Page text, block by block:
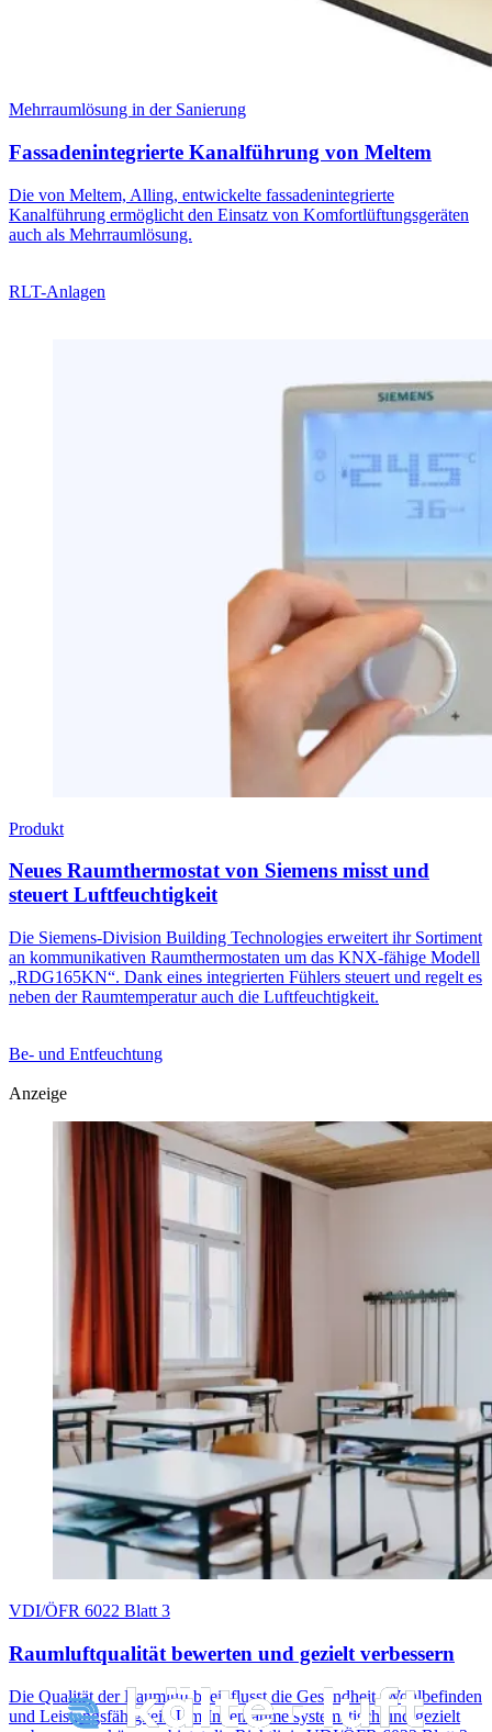
Mehrraumlösung in der Sanierung
Fassadenintegrierte Kanalführung von Meltem
Die von Meltem, Alling, entwickelte fassadenintegrierte
Kanalführung ermöglicht den Einsatz von Komfortlüftungsgeräten
auch als Mehrraumlösung.
RLT-Anlagen
Produkt
Neues Raumthermostat von Siemens misst und
steuert Luftfeuchtigkeit
Die Siemens-Division Building Technologies erweitert ihr Sortiment
an kommunikativen Raumthermostaten um das KNX-fähige Modell
„RDG165KN“. Dank eines integrierten Fühlers steuert und regelt es
neben der Raumtemperatur auch die Luftfeuchtigkeit.
Be- und Entfeuchtung
Anzeige
VDI/ÖFR 6022 Blatt 3
Raumluftqualität bewerten und gezielt verbessern
Die Qualität der Raumluft beeinflusst die Gesundheit, Wohlbefinden
und Leistungsfähigkeit. Um Innenräume systematisch und gezielt